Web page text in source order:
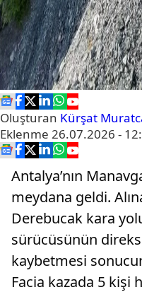
Oluşturan Kürşat
Eklenme 26.07.2026 -
Antalya’nın
meydana geldi.
Derebucak kara
sürücüsünün
kaybetmesi
Facia kazada 5 kişi